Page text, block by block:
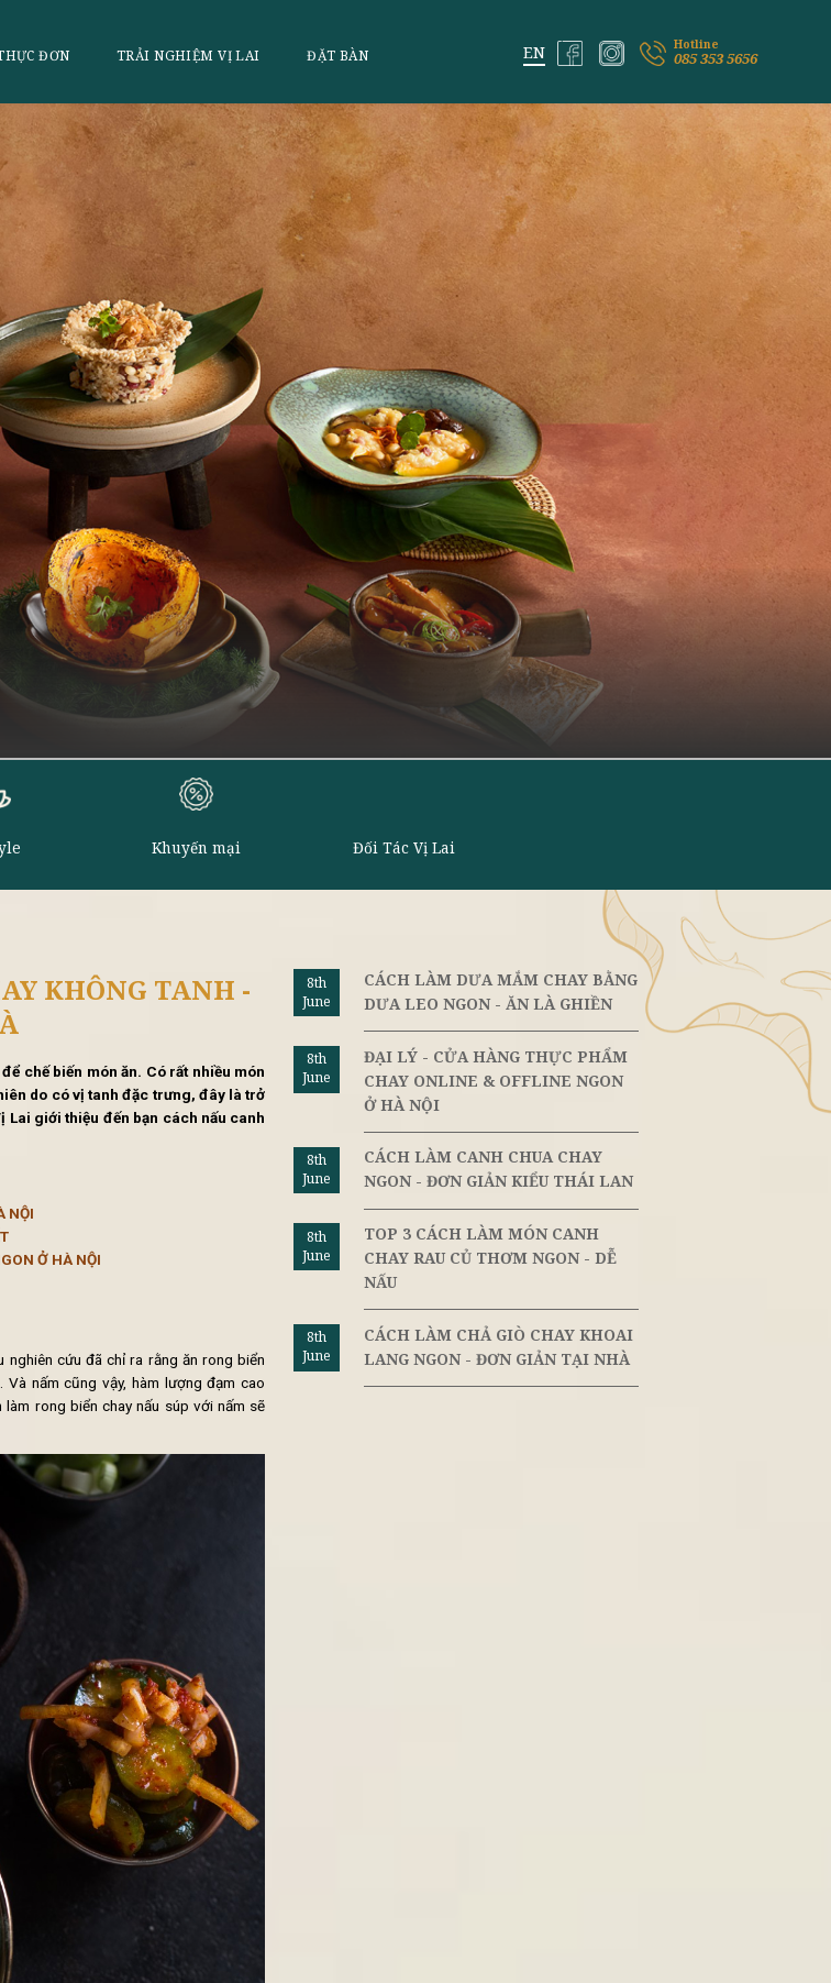
VỊ LAI THỰC ĐƠN TRẢI NGHIỆM VỊ LAI ĐẶT BÀN
Lifestyle Khuyến mại Đối Tác Vị Lai
CHAY KHÔNG TANH -
NHÀ
có thể dùng để chế biến món ăn. Có rất nhiều món
do có vị tanh đặc trưng, đây là trở
Vị Lai giới thiệu đến bạn cách nấu canh
NHẤT Ở HÀ NỘI
TOÀN NHẤT
OFFLINE NGON Ở HÀ NỘI
dưỡng, nhiều nghiên cứu đã chỉ ra rằng ăn rong biển
tuyến giáp. Và nấm cũng vậy, hàm lượng đạm cao
Cách làm rong biển chay nấu súp với nấm sẽ
dưỡng này.
8th
June
CÁCH LÀM DƯA MẮM CHAY
DƯA LEO NGON - ĂN LÀ
8th
June
ĐẠI LÝ - CỬA HÀNG THỰC
CHAY ONLINE & OFFLINE
8th
June
CÁCH LÀM CANH CHUA CHAY
NGON - ĐƠN GIẢN KIỂU THÁI